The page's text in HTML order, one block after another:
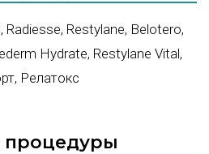
, Radiesse, Restylane, Belotero,
Hydrate, Restylane Vital,
, Релатокс